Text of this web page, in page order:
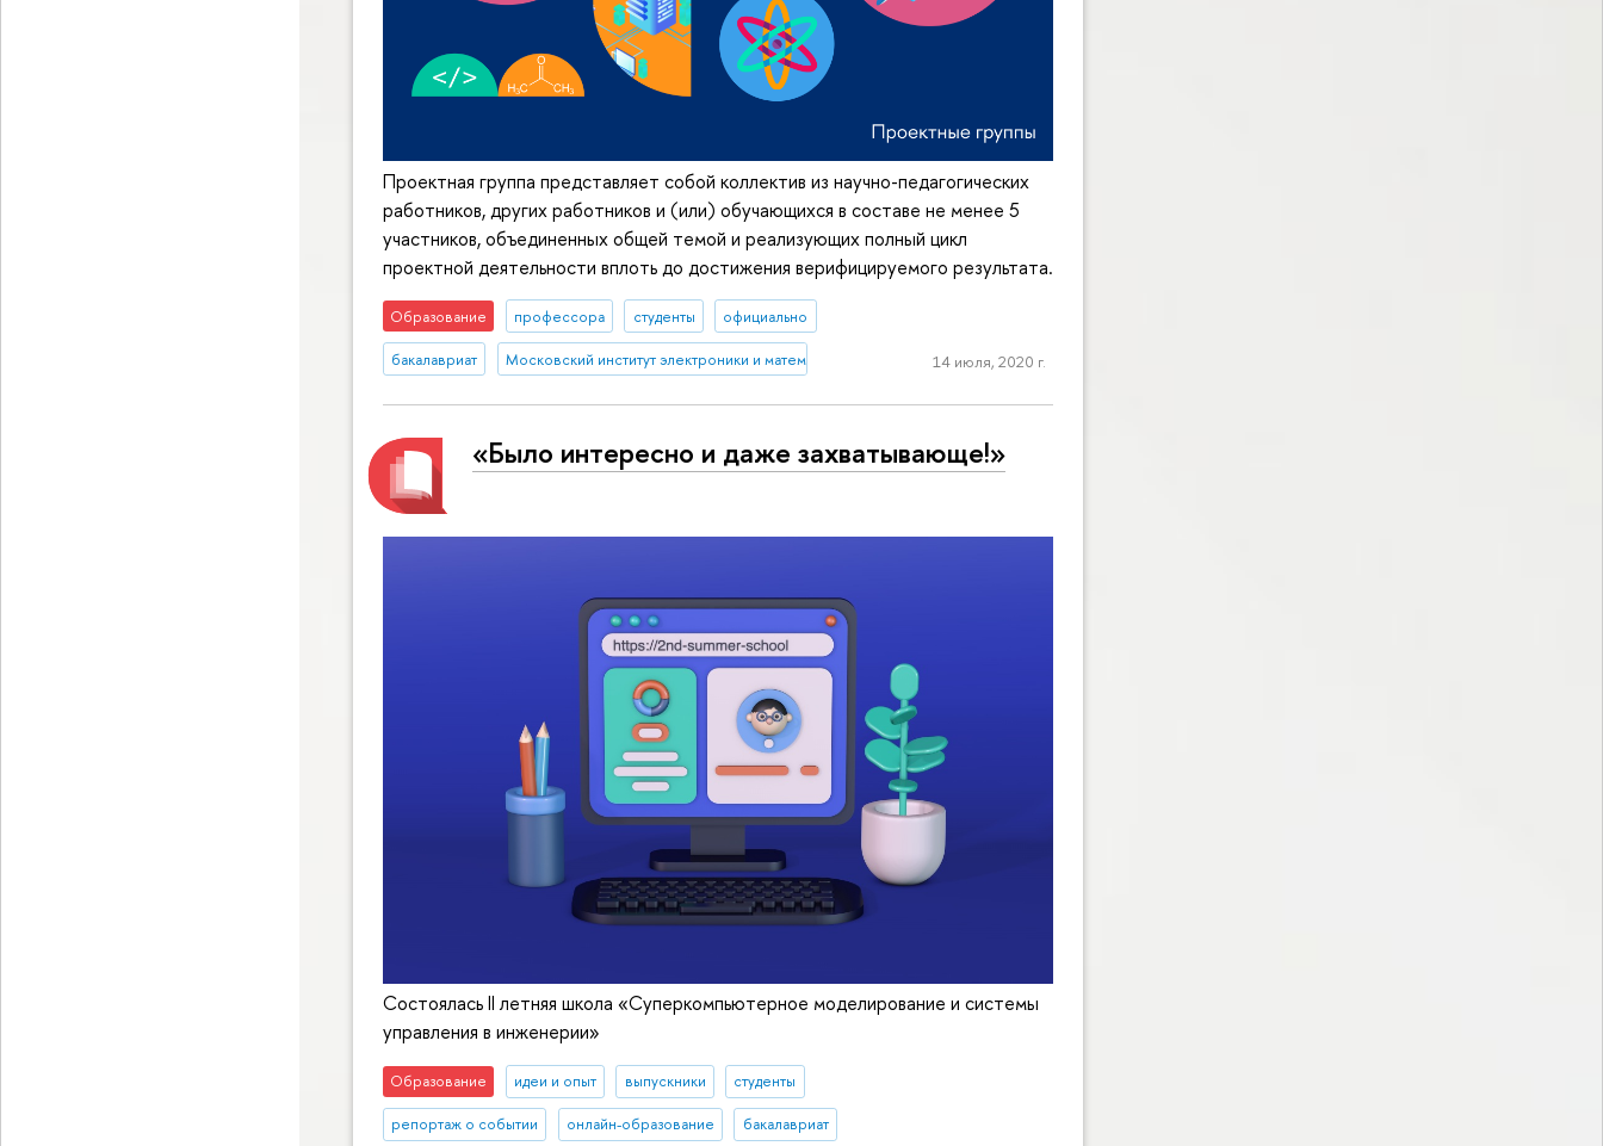
Проектная группа представляет собой коллектив из научно-педагогических
работников, других работников и (или) обучающихся в составе не менее 5
участников, объединенных общей темой и реализующих полный цикл
проектной деятельности вплоть до достижения верифицируемого результата.
Образование профессора студенты официально
бакалавриат Московский институт электроники и математики им. А.Н. Тихонова14 июля, 2020 г.
«Было интересно и даже захватывающе!»
Состоялась II летняя школа «Суперкомпьютерное моделирование и системы
управления в инженерии»
Образование идеи и опыт выпускники студенты
репортаж о событии онлайн-образование бакалавриат